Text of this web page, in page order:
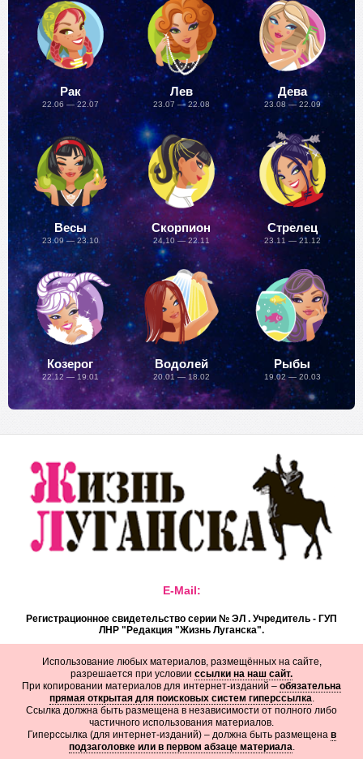
Рак
22.06 — 22.07
Лев
23.07 — 22.08
Дева
23.08 — 22.09
Весы
23.09 — 23.10
Скорпион
24.10 — 22.11
Стрелец
23.11 — 21.12
Козерог
22.12 — 19.01
Водолей
20.01 — 18.02
Рыбы
19.02 — 20.03
E-Mail:
Регистрационное свидетельство серии № ЭЛ . Учредитель - ГУП
ЛНР "Редакция "Жизнь Луганска".
Использование любых материалов, размещённых на сайте,
разрешается при условии ссылки на наш сайт.
При копировании материалов для интернет-изданий – обязательна
прямая открытая для поисковых систем гиперссылка.
Ссылка должна быть размещена в независимости от полного либо
частичного использования материалов.
Гиперссылка (для интернет-изданий) – должна быть размещена в
подзаголовке или в первом абзаце материала.